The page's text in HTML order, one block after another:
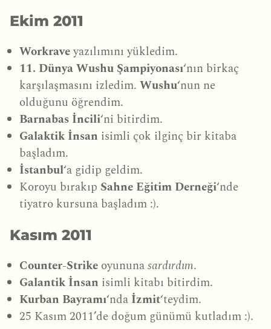
Ekim 2011
Workraveyazılımını yükledim.
11. Dünya Wushu Şampiyonası‘nın birkaç
karşılaşmasını izledim. Wushu‘nun ne
olduğunu öğrendim.
Barnabas İncili‘ni bitirdim.
Galaktik İnsan isimli çok ilginç bir kitaba
başladım.
İstanbul‘a gidip geldim.
Koroyu bırakıp Sahne Eğitim Derneği‘nde
tiyatro kursuna başladım :).
Kasım 2011
Counter-Strike oyununasardırdım.
Galantik İnsan isimli kitabı bitirdim.
Kurban Bayramı‘nda İzmit‘teydim.
25 Kasım 2011’de doğum günümü kutladım :).